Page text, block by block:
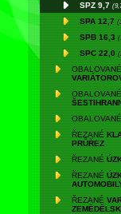
SPZ 9,7
SPA 12,7
SPB 16,3
SPC 22,0
OBALOVANÉ
OBALOVANÉ
OBALOVANÉ
ŘEZANÉ
PRŮŘEZ
ŘEZANÉ
ŘEZANÉ
ŘEZANÉ